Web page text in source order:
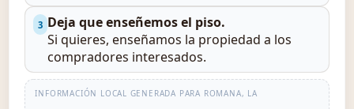
3 Deja que enseñemos el piso.
Si quieres, enseñamos la propiedad a los
compradores interesados.
INFORMACIÓN LOCAL GENERADA PARA ROMANA, LA